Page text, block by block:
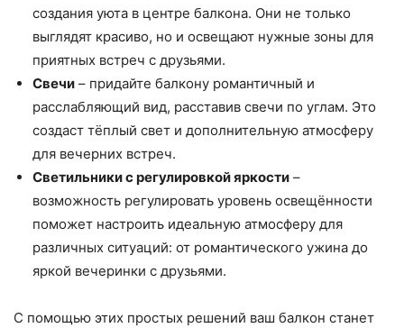
создания уюта в центре балкона. Они не только
выглядят красиво, но и освещают нужные зоны для
приятных встреч с друзьями.
Свечи – придайте балкону романтичный и
расслабляющий вид, расставив свечи по углам. Это
создаст тёплый свет и дополнительную атмосферу
для вечерних встреч.
Светильники с регулировкой яркости –
возможность регулировать уровень освещённости
поможет настроить идеальную атмосферу для
различных ситуаций: от романтического ужина до
яркой вечеринки с друзьями.
С помощью этих простых решений ваш балкон станет